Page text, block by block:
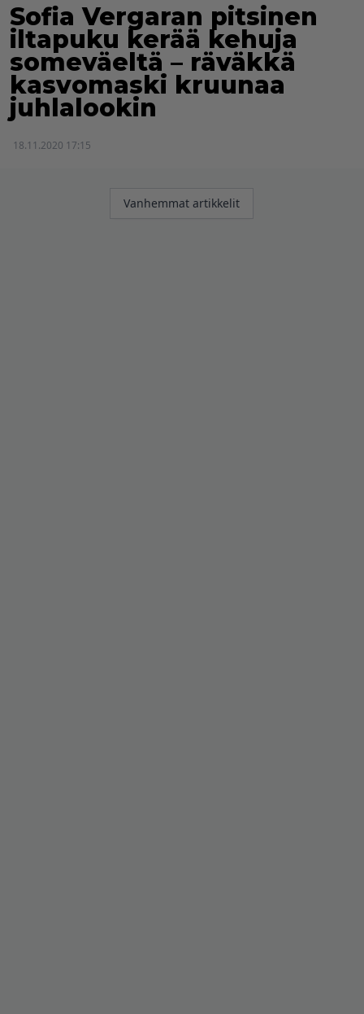
Sofia Vergaran pitsinen
iltapuku kerää kehuja
someväeltä – räväkkä
kasvomaski kruunaa
juhlalookin
18.11.2020 17:15
Artikkelien
Vanhemmat artikkelit